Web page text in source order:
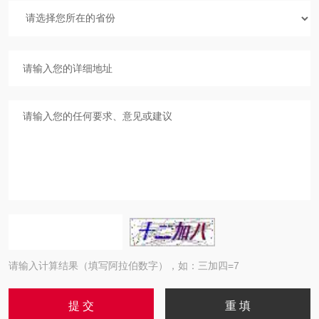
请输入计算结果（填写阿拉伯数字），如：三加四=7